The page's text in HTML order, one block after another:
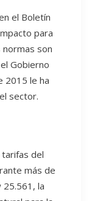
el Boletín
para
son
Gobierno
2015 le ha
sector.
del
más de
25.561, la